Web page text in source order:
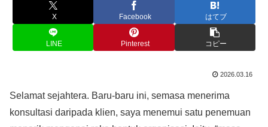
X Facebook はてブ
LINE Pinterest コピー
2026.03.16
Selamat sejahtera. Baru-baru ini, semasa menerima
konsultasi daripada klien, saya menemui satu penemuan